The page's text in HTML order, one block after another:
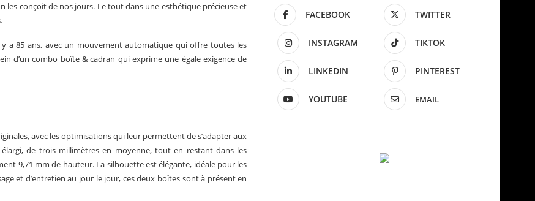
les conçoit de nos jours. Le tout dans une esthétique précieuse et
a 85 ans, avec un mouvement automatique qui offre toutes les
d’un combo boîte & cadran qui exprime une égale exigence de
avec les optimisations qui leur permettent de s’adapter aux
de trois millimètres en moyenne, tout en restant dans les
9,71 mm de hauteur. La silhouette est élégante, idéale pour les
et d’entretien au jour le jour, ces deux boîtes sont à présent en
FACEBOOK TWITTER
INSTAGRAM TIKTOK
LINKEDIN PINTEREST
YOUTUBE EMAIL